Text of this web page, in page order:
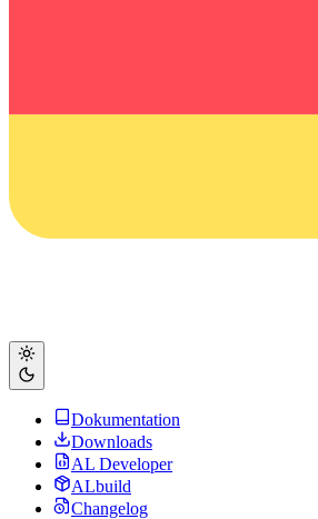
Dokumentation
Downloads
AL Developer
ALbuild
Changelog